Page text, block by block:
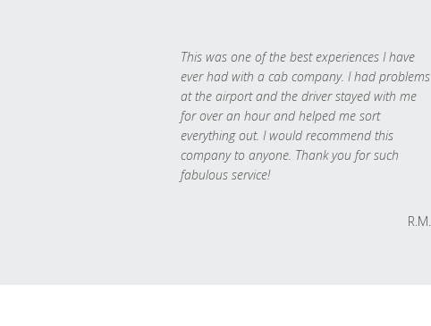
This was one of the best experiences I have
ever had with a cab company. I had problems
at the airport and the driver stayed with me
for over an hour and helped me sort
everything out. I would recommend this
company to anyone. Thank you for such
fabulous service!
R.M.